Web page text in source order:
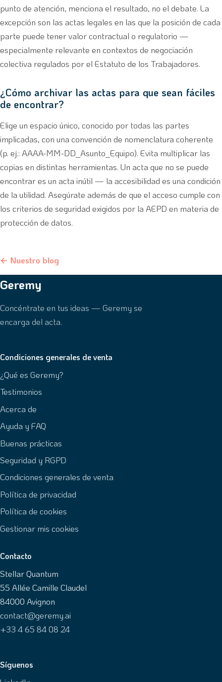
punto de atención, menciona el resultado, no el debate. La
excepción son las actas legales en las que la posición de cada
parte puede tener valor contractual o regulatorio —
especialmente relevante en contextos de negociación
colectiva regulados por el Estatuto de los Trabajadores.
¿Cómo archivar las actas para que sean fáciles
de encontrar?
Elige un espacio único, conocido por todas las partes
implicadas, con una convención de nomenclatura coherente
(p. ej.: AAAA-MM-DD_Asunto_Equipo). Evita multiplicar las
copias en distintas herramientas. Un acta que no se puede
encontrar es un acta inútil — la accesibilidad es una condición
de la utilidad. Asegúrate además de que el acceso cumple con
los criterios de seguridad exigidos por la AEPD en materia de
protección de datos.
← Nuestro blog
Geremy
Concéntrate en tus ideas — Geremy se
encarga del acta.
Condiciones generales de venta
¿Qué es Geremy?
Testimonios
Acerca de
Ayuda y FAQ
Buenas prácticas
Seguridad y RGPD
Condiciones generales de venta
Política de privacidad
Política de cookies
Gestionar mis cookies
Contacto
Stellar Quantum
55 Allée Camille Claudel
84000 Avignon
contact@geremy.ai
+33 4 65 84 08 24
Síguenos